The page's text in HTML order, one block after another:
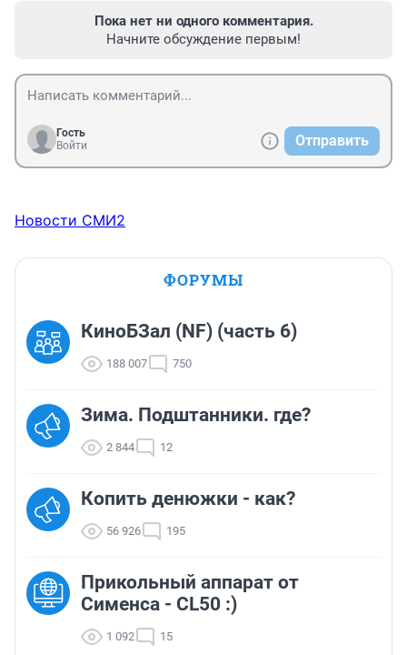
Пока нет ни одного комментария.
Начните обсуждение первым!
Гость
Войти
Отправить
Новости СМИ2
ФОРУМЫ
КиноБЗал (NF) (часть 6)
188 007 750
Зима. Подштанники. где?
2 844 12
Копить денюжки - как?
56 926 195
Прикольный аппарат от
Сименса - CL50 :)
1 092 15